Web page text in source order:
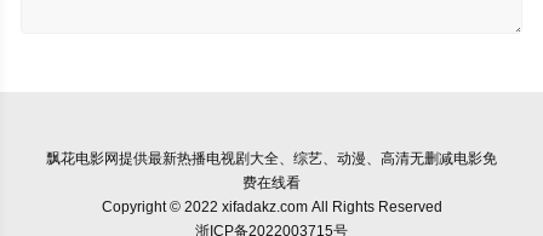
飘花电影网提供最新热播电视剧大全、综艺、动漫、高清无删减电影免
费在线看
Copyright © 2022 xifadakz.com All Rights Reserved
浙ICP备2022003715号